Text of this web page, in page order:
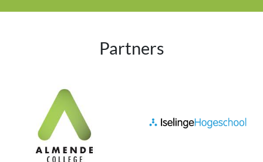
Partners